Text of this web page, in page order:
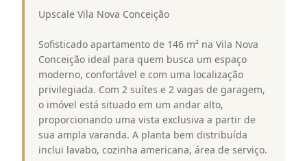
Upscale Vila Nova Conceição
Sofisticado apartamento de 146 m² na Vila Nova
Conceição ideal para quem busca um espaço
moderno, confortável e com uma localização
privilegiada. Com 2 suítes e 2 vagas de garagem,
o imóvel está situado em um andar alto,
proporcionando uma vista exclusiva a partir de
sua ampla varanda. A planta bem distribuída
inclui lavabo, cozinha americana, área de serviço.